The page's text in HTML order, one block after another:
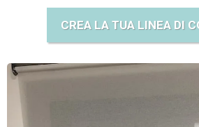
CREA LA TUA LINEA DI